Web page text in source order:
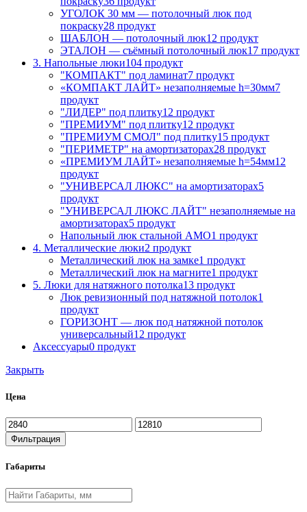
УГОЛОК 30 мм — потолочный люк под
покраску28 продукт
ШАБЛОН — потолочный люк12 продукт
ЭТАЛОН — съёмный потолочный люк17 продукт
3. Напольные люки104 продукт
"КОМПАКТ" под ламинат7 продукт
«КОМПАКТ ЛАЙТ» незаполняемые h=30мм7
продукт
"ЛИДЕР" под плитку12 продукт
"ПРЕМИУМ" под плитку12 продукт
"ПРЕМИУМ СМОЛ" под плитку15 продукт
"ПЕРИМЕТР" на амортизаторах28 продукт
«ПРЕМИУМ ЛАЙТ» незаполняемые h=54мм12
продукт
"УНИВЕРСАЛ ЛЮКС" на амортизаторах5
продукт
"УНИВЕРСАЛ ЛЮКС ЛАЙТ" незаполняемые на
амортизаторах5 продукт
Напольный люк стальной АМО1 продукт
4. Металлические люки2 продукт
Металлический люк на замке1 продукт
Металлический люк на магните1 продукт
5. Люки для натяжного потолка13 продукт
Люк ревизионный под натяжной потолок1
продукт
ГОРИЗОНТ — люк под натяжной потолок
универсальный12 продукт
Аксессуары0 продукт
Закрыть
Цена
Фильтрация
Габариты